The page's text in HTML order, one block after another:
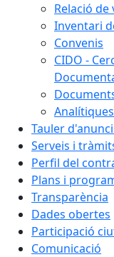
Relació de
Inventari
Convenis
CIDO -
Tauler
Serveis i
Perfil del
Plans i
Transparència
Dades obertes
Participació
Comunicació